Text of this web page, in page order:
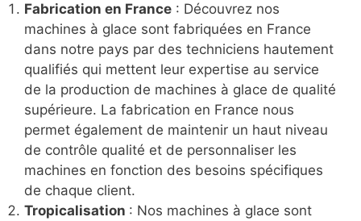
Fabrication en France : Découvrez nos
machines à glace sont fabriquées en France
dans notre pays par des techniciens hautement
qualifiés qui mettent leur expertise au service
de la production de machines à glace de qualité
supérieure. La fabrication en France nous
permet également de maintenir un haut niveau
de contrôle qualité et de personnaliser les
machines en fonction des besoins spécifiques
de chaque client.
Tropicalisation : Nos machines à glace sont